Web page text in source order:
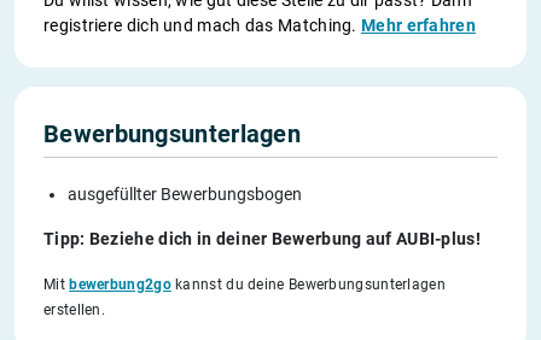
registriere dich und mach das Matching.Mehr erfahren
Bewerbungsunterlagen
ausgefüllter Bewerbungsbogen
Tipp: Beziehe dich in deiner Bewerbung auf AUBI-plus!
Mit bewerbung2gokannst du deine Bewerbungsunterlagen
erstellen.